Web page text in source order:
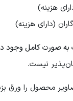
هزینه)
(دارای هزینه)
به صورت کامل وجود
نیست.
محصول را ورق